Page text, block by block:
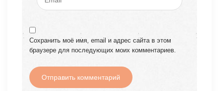
Сохранить моё имя, email и адрес сайта в этом
браузере для последующих моих комментариев.